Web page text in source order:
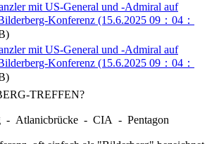
mit US-General und -Admiral auf
Konferenz (15.6.2025 09：04：
mit US-General und -Admiral auf
Konferenz (15.6.2025 09：04：
TREFFEN?
- Atlanicbrücke - CIA - Pentagon